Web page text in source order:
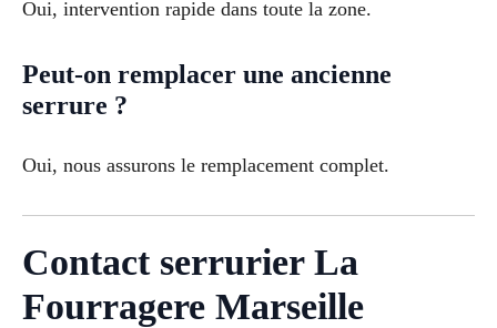
Oui, intervention rapide dans toute la zone.
Peut-on remplacer une ancienne
serrure ?
Oui, nous assurons le remplacement complet.
Contact serrurier La
Fourragere Marseille